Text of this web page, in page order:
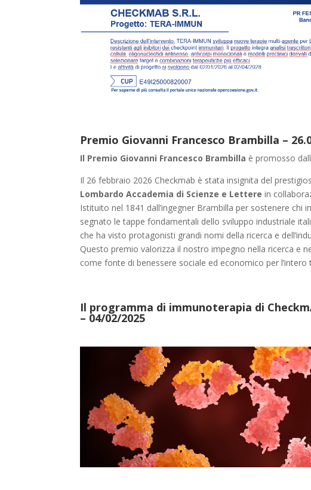
Premio Giovanni Francesco Brambilla –
Il Premio Giovanni Francesco Brambilla è promosso
Il 26 febbraio 2026 Checkmab è stata insignita del
Lombardo Accademia di Scienze e Lettere in
Istituito nel 1841 dall’ingegner Brambilla per sostenere
segnato le tappe fondamentali dello sviluppo industriale
che ha visto protagonisti grandi nomi della ricerca e
Questo premio valorizza il nostro impegno nella ricerca e
come fonte di benessere sociale ed economico per l’intero
Il programma di immunoterapia di
– 04/02/2025